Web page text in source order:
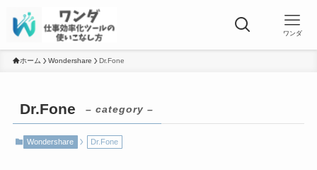
ワンダ
ホーム Wondershare Dr.Fone
Dr.Fone – category –
Wondershare Dr.Fone